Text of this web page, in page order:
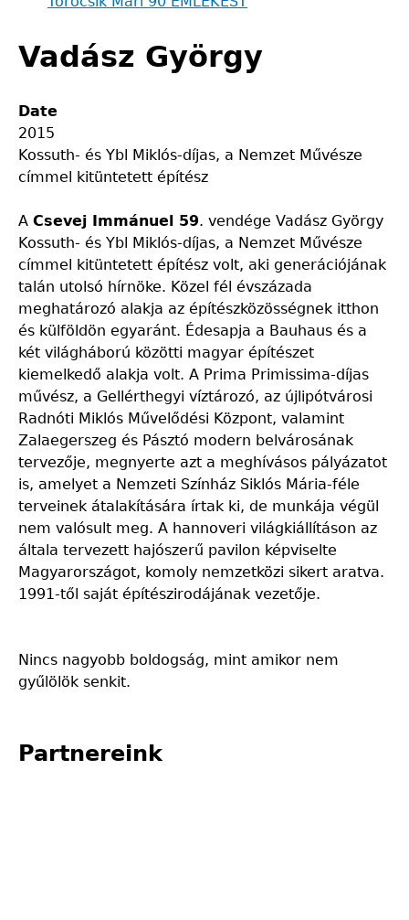
Vadász György
Date
2015
Kossuth- és Ybl Miklós-díjas, a Nemzet Művésze
címmel kitüntetett építész
A Csevej Immánuel 59. vendége Vadász György
Kossuth- és Ybl Miklós-díjas, a Nemzet Művésze
címmel kitüntetett építész volt, aki generációjának
talán utolsó hírnöke. Közel fél évszázada
meghatározó alakja az építészközösségnek itthon
és külföldön egyaránt. Édesapja a Bauhaus és a
két világháború közötti magyar építészet
kiemelkedő alakja volt. A Prima Primissima-díjas
művész, a Gellérthegyi víztározó, az újlipótvárosi
Radnóti Miklós Művelődési Központ, valamint
Zalaegerszeg és Pásztó modern belvárosának
tervezője, megnyerte azt a meghívásos pályázatot
is, amelyet a Nemzeti Színház Siklós Mária-féle
terveinek átalakítására írtak ki, de munkája végül
nem valósult meg. A hannoveri világkiállításon az
általa tervezett hajószerű pavilon képviselte
Magyarországot, komoly nemzetközi sikert aratva.
1991-től saját építészirodájának vezetője.
Nincs nagyobb boldogság, mint amikor nem
gyűlölök senkit.
Partnereink